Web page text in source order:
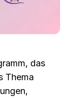
das
Thema